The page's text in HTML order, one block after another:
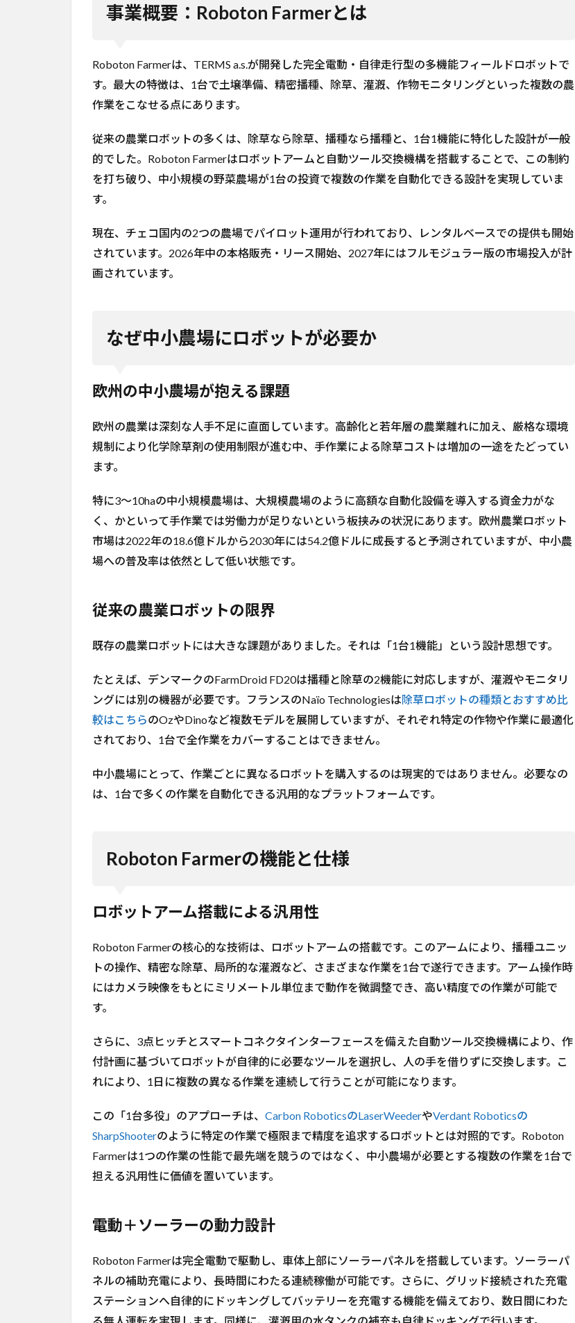
3.1
欧州
場が
抱え
題
3.2
の農
業ロ
4
Farmer
4.1
ロボ
ム搭
よる
汎用
性
＋ソ
ーラ
ーの
動力
設計
対応
作業
密ナ
ーシ
5
合
の
ジ
デ
7
今
後
計
コ
メ
ト
9
参
URL
事業概要：Roboton Farmerとは
Roboton Farmerは、TERMS a.s.が開発した完全電動・自律走行型の多機能フィールドロボットで
す。最大の特徴は、1台で土壌準備、精密播種、除草、灌漑、作物モニタリングといった複数の農
作業をこなせる点にあります。
従来の農業ロボットの多くは、除草なら除草、播種なら播種と、1台1機能に特化した設計が一般
的でした。Roboton Farmerはロボットアームと自動ツール交換機構を搭載することで、この制約
を打ち破り、中小規模の野菜農場が1台の投資で複数の作業を自動化できる設計を実現していま
す。
現在、チェコ国内の2つの農場でパイロット運用が行われており、レンタルベースでの提供も開始
されています。2026年中の本格販売・リース開始、2027年にはフルモジュラー版の市場投入が計
画されています。
なぜ中小農場にロボットが必要か
欧州の中小農場が抱える課題
欧州の農業は深刻な人手不足に直面しています。高齢化と若年層の農業離れに加え、厳格な環境
規制により化学除草剤の使用制限が進む中、手作業による除草コストは増加の一途をたどってい
ます。
特に3〜10haの中小規模農場は、大規模農場のように高額な自動化設備を導入する資金力がな
く、かといって手作業では労働力が足りないという板挟みの状況にあります。欧州農業ロボット
市場は2022年の18.6億ドルから2030年には54.2億ドルに成長すると予測されていますが、中小農
場への普及率は依然として低い状態です。
従来の農業ロボットの限界
既存の農業ロボットには大きな課題がありました。それは「1台1機能」という設計思想です。
たとえば、デンマークのFarmDroid FD20は播種と除草の2機能に対応しますが、灌漑やモニタリ
ングには別の機器が必要です。フランスのNaïo Technologiesは除草ロボットの種類とおすすめ比
較はこちらのOzやDinoなど複数モデルを展開していますが、それぞれ特定の作物や作業に最適化
されており、1台で全作業をカバーすることはできません。
中小農場にとって、作業ごとに異なるロボットを購入するのは現実的ではありません。必要なの
は、1台で多くの作業を自動化できる汎用的なプラットフォームです。
Roboton Farmerの機能と仕様
ロボットアーム搭載による汎用性
Roboton Farmerの核心的な技術は、ロボットアームの搭載です。このアームにより、播種ユニッ
トの操作、精密な除草、局所的な灌漑など、さまざまな作業を1台で遂行できます。アーム操作時
にはカメラ映像をもとにミリメートル単位まで動作を微調整でき、高い精度での作業が可能で
す。
さらに、3点ヒッチとスマートコネクタインターフェースを備えた自動ツール交換機構により、作
付計画に基づいてロボットが自律的に必要なツールを選択し、人の手を借りずに交換します。こ
れにより、1日に複数の異なる作業を連続して行うことが可能になります。
この「1台多役」のアプローチは、 Carbon RoboticsのLaserWeederやVerdant Roboticsの
SharpShooterのように特定の作業で極限まで精度を追求するロボットとは対照的です。Roboton
Farmerは1つの作業の性能で最先端を競うのではなく、中小農場が必要とする複数の作業を1台で
担える汎用性に価値を置いています。
電動＋ソーラーの動力設計
Roboton Farmerは完全電動で駆動し、車体上部にソーラーパネルを搭載しています。ソーラーパ
ネルの補助充電により、長時間にわたる連続稼働が可能です。さらに、グリッド接続された充電
ステーションへ自律的にドッキングしてバッテリーを充電する機能を備えており、数日間にわた